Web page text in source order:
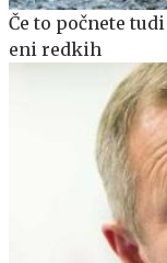
Če to počnete
eni redkih